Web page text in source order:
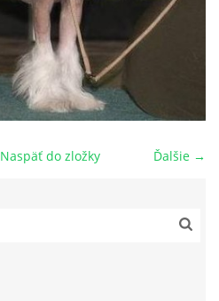
Ďalšie →
Naspäť do zložky